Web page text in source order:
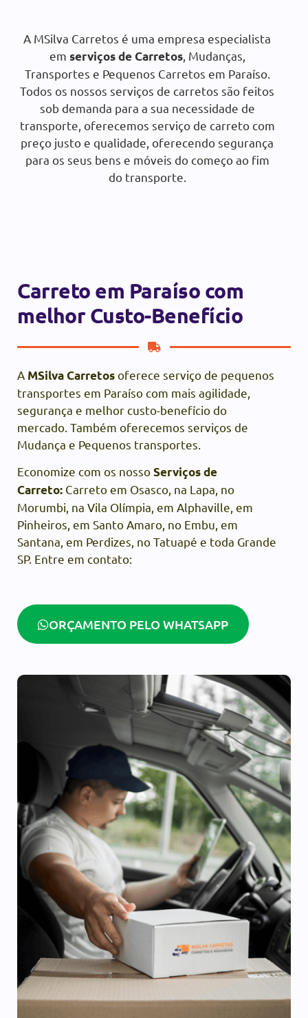
SOLICITAR ORÇAMENTO
A MSilva Carretos é uma empresa especialista
em serviços de Carretos, Mudanças,
Transportes e Pequenos Carretos em Paraíso.
Todos os nossos serviços de carretos são feitos
sob demanda para a sua necessidade de
transporte, oferecemos serviço de carreto com
preço justo e qualidade, oferecendo segurança
para os seus bens e móveis do começo ao fim
do transporte.
Carreto em Paraíso com
melhor Custo-Benefício
A MSilva Carretosoferece serviço de pequenos
transportes em Paraíso com mais agilidade,
segurança e melhor custo-benefício do
mercado. Também oferecemos serviços de
Mudança e Pequenos transportes.
Economize com os nossoServiços de
Carreto: Carreto em Osasco, na Lapa, no
Morumbi, na Vila Olímpia, em Alphaville, em
Pinheiros, em Santo Amaro, no Embu, em
Santana, em Perdizes, no Tatuapé e toda Grande
SP. Entre em contato:
ORÇAMENTO PELO WHATSAPP